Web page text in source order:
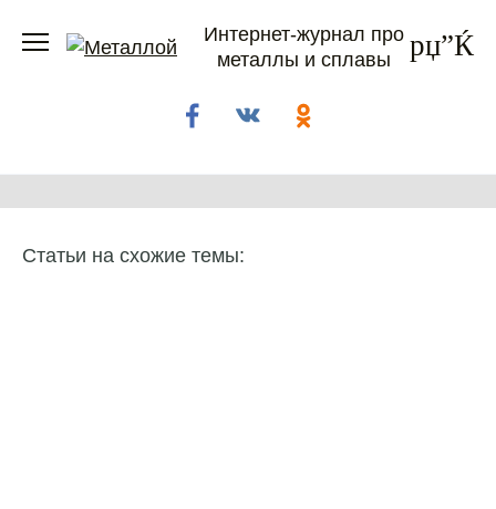
Интернет-журнал про
металлы и сплавы
Статьи на схожие темы: